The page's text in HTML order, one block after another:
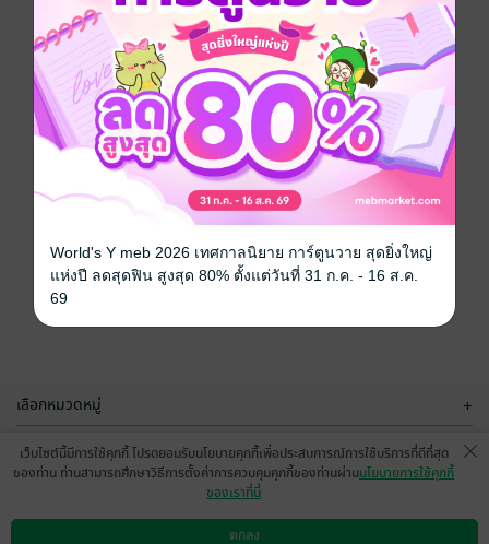
เลือกหมวดหมู่ +
บริการช่วยเหลือ +
เว็บไซต์นี้มีการใช้คุกกี้ โปรดยอมรับนโยบายคุกกี้เพื่อประสบการณ์การใช้บริการที่ดีที่สุด
ของท่าน ท่านสามารถศึกษาวิธีการตั้งค่าการควบคุมคุกกี้ของท่านผ่านนโยบายการใช้คุกกี้
ของเราที่นี่
ตกลง
World's Y meb 2026 เทศกาลนิยาย การ์ตูนวาย สุดยิ่งใหญ่
แห่งปี ลดสุดฟิน สูงสุด 80% ตั้งแต่วันที่ 31 ก.ค. - 16 ส.ค.
69